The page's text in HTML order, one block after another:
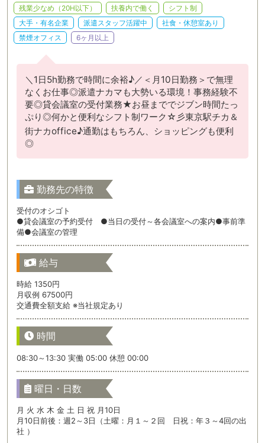
残業少なめ（20H以下）
扶養内で働く
シフト制
大手・有名企業
派遣スタッフ活躍中
社食・休憩室あり
禁煙オフィス
6ヶ月以上
＼1日5h勤務で時間に余裕♪／＜月10日勤務＞で無理
なくお仕事◎派遣ナカマも大勢いる環境！事務経験不
要◎貸会議室の受付業務★お昼まででジブン時間たっ
ぷり◎何かと便利なシフト制ワーク☆彡東京駅チカ＆
街ナカoffice♪通勤はもちろん、ショッピングも便利
◎
勤務先の特徴
受付のオシゴト
●貸会議室の予約受付 ●当日の受付～各会議室への案内●事前準
備●会議室の管理
給与
時給 1350円
月収例 67500円
交通費全額支給 ※当社規定あり
時間
08:30～13:30 実働 05:00 休憩 00:00
曜日・日数
月 火 水 木 金 土 日 祝 月10日
月10日前後：週2～3日（土曜：月１～２回 日祝：年３～4回の出
社 ）